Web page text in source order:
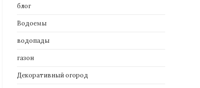
блог
Водоемы
водопады
газон
Декоративный огород